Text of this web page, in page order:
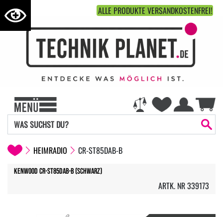
ALLE PRODUKTE VERSANDKOSTENFREI!
HEIMRADIO CR-ST85DAB-B
Kenwood CR-ST85DAB-B (Schwarz)
ARTK. NR 339173